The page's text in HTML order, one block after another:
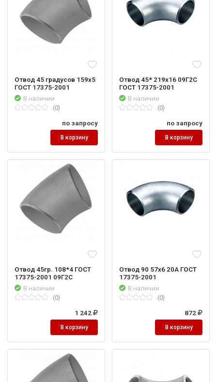
Отвод 45 градусов 159х5
ГОСТ 17375-2001
В наличии
(0)
по запросу
В корзину
Отвод 45* 219х16 09Г2С
ГОСТ 17375-2001
В наличии
(0)
по запросу
В корзину
Отвод 45гр. 108*4 ГОСТ
17375-2001 09Г2С
В наличии
(0)
1 242
В корзину
Отвод 90 57х6 20А ГОСТ
17375-2001
В наличии
(0)
872
В корзину